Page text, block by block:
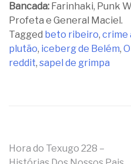
Bancada: Farinhaki, Punk
Profeta e General Maciel.
Tagged beto ribeiro, crime
plutão, iceberg de Belém,
reddit, sapel de grimpa
Navegação
Hora do Texugo 228 –